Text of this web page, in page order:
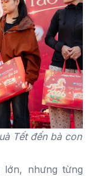
Tết đến bà con
nhưng từng